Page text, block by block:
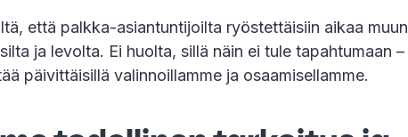
että palkka-asiantuntijoilta ryöstettäisiin aikaa muun
ja levolta. Ei huolta, sillä näin ei tule tapahtumaan –
päivittäisillä valinnoillamme ja osaamisellamme.